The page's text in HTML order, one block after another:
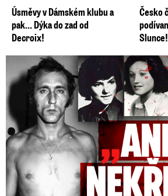
řekl k zásahům do obsahu.
Babiš hájil konec poplatků za
na šéfa Českého rozhlasu.
Zdroj: ČTK / Blesk Zprávy
Úsměvy v Dámském klubu a
pak… Dýka do zad od
Decroix!
Česko
Slunce!
50 let od běsnění Somory: Těla dívek